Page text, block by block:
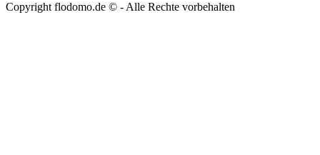
Copyright flodomo.de © - Alle Rechte vorbehalten